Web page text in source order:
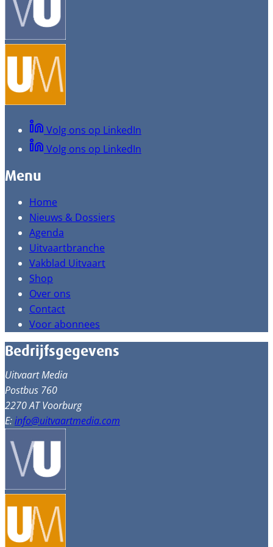
Volg ons op LinkedIn
Volg ons op LinkedIn
Menu
Home
Nieuws & Dossiers
Agenda
Uitvaartbranche
Vakblad Uitvaart
Shop
Over ons
Contact
Voor abonnees
Bedrijfsgegevens
Uitvaart Media
Postbus 760
2270 AT Voorburg
E:info@uitvaartmedia.com